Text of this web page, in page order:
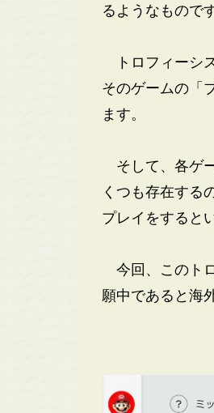
るようなものです
トロフィーシ
そのゲームの「
ます。
そして、各ゲ
くつも存在する
プレイをすると
今回、このト
願中であると海